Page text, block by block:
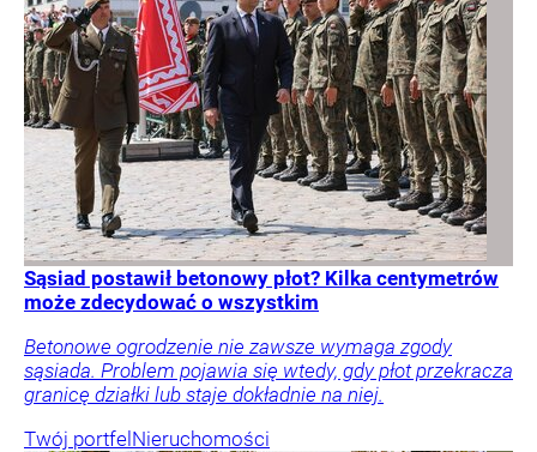
Sąsiad postawił betonowy płot? Kilka centymetrów
może zdecydować o wszystkim
Betonowe ogrodzenie nie zawsze wymaga zgody
sąsiada. Problem pojawia się wtedy, gdy płot przekracza
granicę działki lub staje dokładnie na niej.
Twój portfelNieruchomości